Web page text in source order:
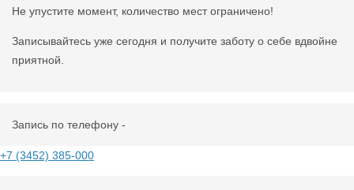
Не упустите момент, количество мест ограничено!
Записывайтесь уже сегодня и получите заботу о себе вдвойне
приятной.
Запись по телефону -
+7 (3452) 385-000